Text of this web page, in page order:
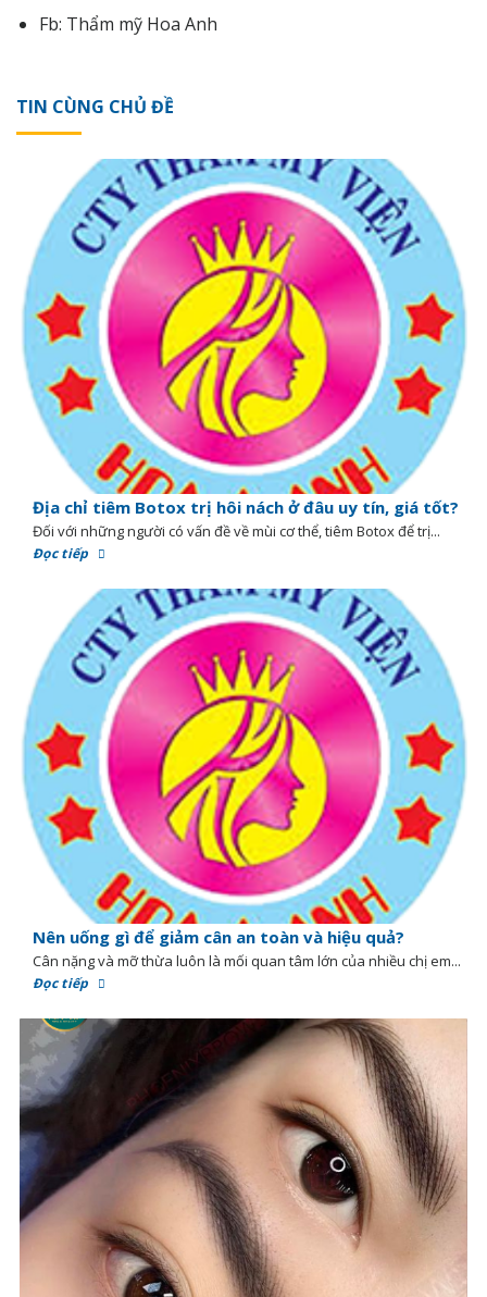
Fb: Thẩm mỹ Hoa Anh
TIN CÙNG CHỦ ĐỀ
Địa chỉ tiêm Botox trị hôi nách ở đâu uy tín, giá tốt?
Đối với những người có vấn đề về mùi cơ thể, tiêm Botox để trị...
Đọc tiếp
Nên uống gì để giảm cân an toàn và hiệu quả?
Cân nặng và mỡ thừa luôn là mối quan tâm lớn của nhiều chị em...
Đọc tiếp